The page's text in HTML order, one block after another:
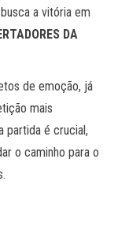
busca a vitória em
DA
de emoção, já
mais
partida é crucial,
o caminho para o